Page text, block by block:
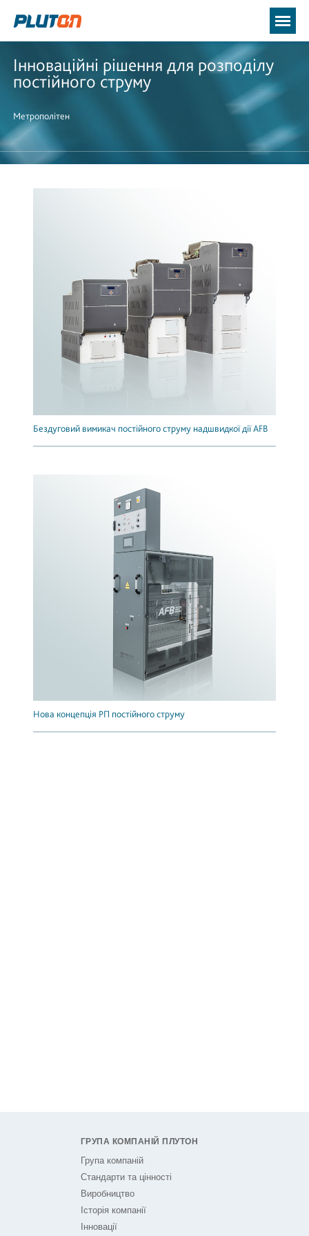
Інноваційні рішення для розподілу
постійного струму
Метрополітен
Бездуговий вимикач постійного струму надшвидкої дії AFB
Нова концепція РП постійного струму
ГРУПА КОМПАНІЙ ПЛУТОН
Група компаній
Стандарти та цінності
Виробництво
Історія компанії
Інновації